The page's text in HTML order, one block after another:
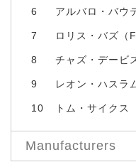
6 アルバロ・バウ
7 ロリス・バズ（
8 チャズ・デービ
9 レオン・ハスラ
10 トム・サイクス
Manufacturers